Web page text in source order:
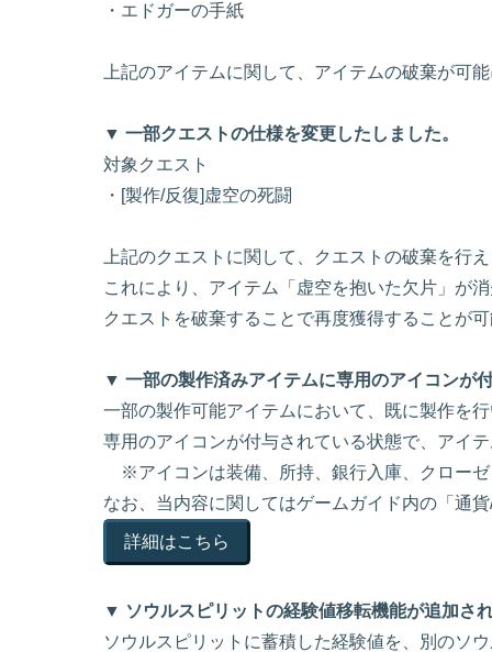
・エドガーの手紙
上記のアイテムに関して、アイテムの破棄が可
▼ 一部クエストの仕様を変更したしました。
対象クエスト
・[製作/反復]虚空の死闘
上記のクエストに関して、クエストの破棄を行
これにより、アイテム「虚空を抱いた欠片」が
クエストを破棄することで再度獲得することが
▼ 一部の製作済みアイテムに専用のアイコンが
一部の製作可能アイテムにおいて、既に製作を
専用のアイコンが付与されている状態で、アイ
※アイコンは装備、所持、銀行入庫、クロー
なお、当内容に関してはゲームガイド内の「通
詳細はこちら
▼ ソウルスピリットの経験値移転機能が追加さ
ソウルスピリットに蓄積した経験値を、別のソ